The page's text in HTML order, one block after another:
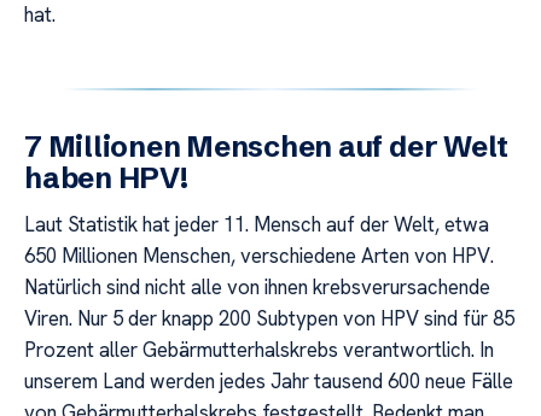
hat.
7 Millionen Menschen auf der Welt
haben HPV!
Laut Statistik hat jeder 11. Mensch auf der Welt, etwa
650 Millionen Menschen, verschiedene Arten von HPV.
Natürlich sind nicht alle von ihnen krebsverursachende
Viren. Nur 5 der knapp 200 Subtypen von HPV sind für 85
Prozent aller Gebärmutterhalskrebs verantwortlich. In
unserem Land werden jedes Jahr tausend 600 neue Fälle